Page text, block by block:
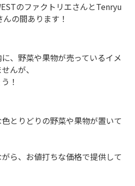
のファクトリエさんとTenryu
の間あります！
、野菜や果物が売っているイメ
んが、
！
とりどりの野菜や果物が置いて
ら、お値打ちな価格で提供して